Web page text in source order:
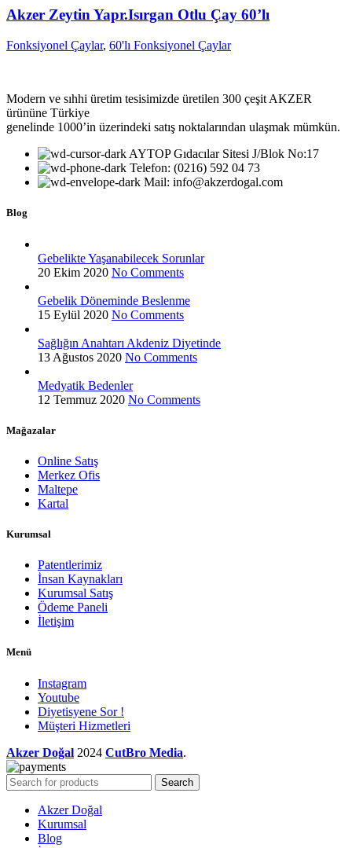
Akzer Zeytin Yapr.Isırgan Otlu Çay 60’lı
Fonksiyonel Çaylar, 60'lı Fonksiyonel Çaylar
Modern ve sıhhi üretim tesisimizde üretilen 300 çeşit AKZER
ürününe Türkiye
genelinde 1000’in üzerindeki satış noktalarından ulaşmak mümkün.
AYTOP Gıdacılar Sitesi J/Blok No:17
Telefon: (0216) 592 04 73
Mail: info@akzerdogal.com
Blog
Gebelikte Yaşanabilecek Sorunlar
20 Ekim 2020 No Comments
Gebelik Döneminde Beslenme
15 Eylül 2020 No Comments
Sağlığın Anahtarı Akdeniz Diyetinde
13 Ağustos 2020 No Comments
Medyatik Bedenler
12 Temmuz 2020 No Comments
Mağazalar
Online Satış
Merkez Ofis
Maltepe
Kartal
Kurumsal
Patentlerimiz
İnsan Kaynakları
Kurumsal Satış
Ödeme Paneli
İletişim
Menü
Instagram
Youtube
Diyetisyene Sor !
Müşteri Hizmetleri
Akzer Doğal 2024 CutBro Media.
Search
Akzer Doğal
Kurumsal
Blog